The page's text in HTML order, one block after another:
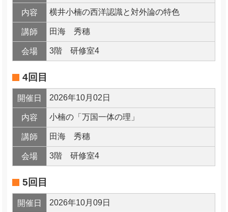
内容 横井小楠の西洋認識と対外論の特色
講師 田海 秀穗
会場 3階 研修室4
4回目
開催日 2026年10月02日
内容 小楠の「万国一体の理」
講師 田海 秀穗
会場 3階 研修室4
5回目
開催日 2026年10月09日